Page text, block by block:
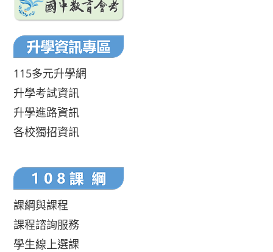
115多元升學網
升學考試資訊
升學進路資訊
各校獨招資訊
課綱與課程
課程諮詢服務
學生線上選課